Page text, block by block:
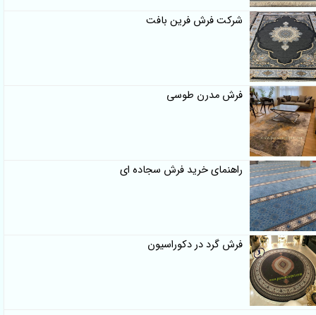
شرکت فرش فرین بافت
فرش مدرن طوسی
راهنمای خرید فرش سجاده ای
فرش گرد در دکوراسیون